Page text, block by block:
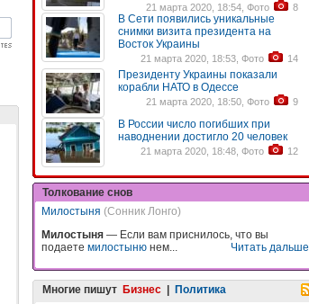
21 марта 2020, 18:54, Фото 8
В Сети появились уникальные
снимки визита президента на
Восток Украины
21 марта 2020, 18:53, Фото 14
Президенту Украины показали
корабли НАТО в Одессе
21 марта 2020, 18:50, Фото 9
В России число погибших при
наводнении достигло 20 человек
21 марта 2020, 18:48, Фото 12
Толкование снов
Милостыня (Сонник Лонго)
Милостыня — Если вам приснилось, что вы
подаете милостыню нем... Читать дальше
Многие пишут Бизнес | Политика